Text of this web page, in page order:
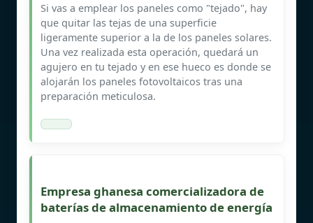
Si vas a emplear los paneles como "tejado", hay
que quitar las tejas de una superficie
ligeramente superior a la de los paneles solares.
Una vez realizada esta operación, quedará un
agujero en tu tejado y en ese hueco es donde se
alojarán los paneles fotovoltaicos tras una
preparación meticulosa.
Empresa ghanesa comercializadora de
baterías de almacenamiento de energía